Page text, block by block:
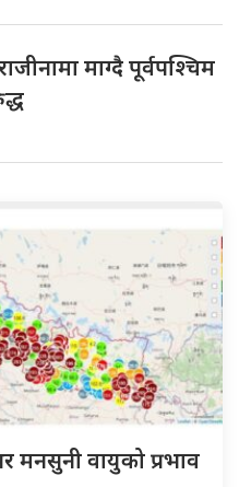
माग्दै पूर्वपश्चिम
मनसुनी वायुको प्रभाव